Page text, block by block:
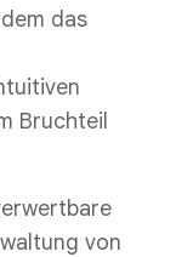
das
Bruchteil
von